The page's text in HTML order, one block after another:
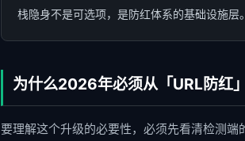
栈隐身不是可选项，是防红体系的基础设施层。
为什么2026年必须从「URL防红
要理解这个升级的必要性，必须先看清检测端